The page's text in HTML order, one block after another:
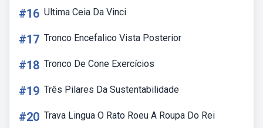
#16 Ultima Ceia Da Vinci
#17 Tronco Encefalico Vista Posterior
#18 Tronco De Cone Exercícios
#19 Três Pilares Da Sustentabilidade
#20 Trava Lingua O Rato Roeu A Roupa Do Rei